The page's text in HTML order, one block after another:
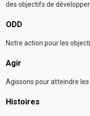
des objectifs de
ODD
Notre action pour les
Agir
Agissons pour atteindre
Histoires